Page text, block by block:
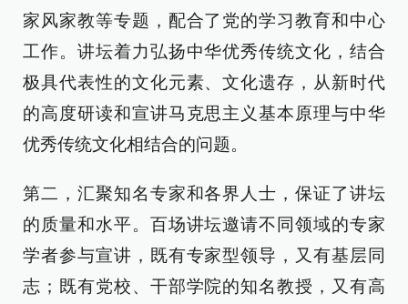
家风家教等专题，配合了党的学习教育和中心
工作。讲坛着力弘扬中华优秀传统文化，结合
极具代表性的文化元素、文化遗存，从新时代
的高度研读和宣讲马克思主义基本原理与中华
优秀传统文化相结合的问题。
第二，汇聚知名专家和各界人士，保证了讲坛
的质量和水平。百场讲坛邀请不同领域的专家
学者参与宣讲，既有专家型领导，又有基层同
志；既有党校、干部学院的知名教授，又有高